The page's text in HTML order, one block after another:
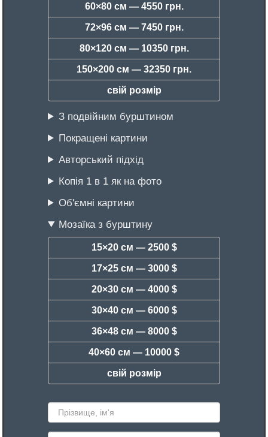
60×80 см — 4550 грн.
72×96 см — 7450 грн.
80×120 см — 10350 грн.
150×200 см — 32350 грн.
свій розмір
З подвійним бурштином
Покращені картини
Авторський підхід
Копія 1 в 1 як на фото
Об'ємні картини
Мозаїка з бурштину
15×20 см — 2500 $
17×25 см — 3000 $
20×30 см — 4000 $
30×40 см — 6000 $
36×48 см — 8000 $
40×60 см — 10000 $
свій розмір